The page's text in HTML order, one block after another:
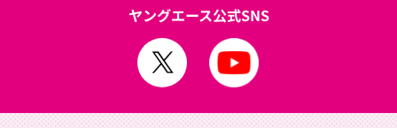
ヤングエース公式SNS